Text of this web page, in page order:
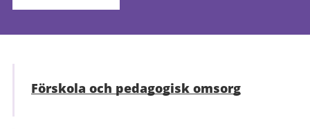
Förskola och pedagogisk omsorg